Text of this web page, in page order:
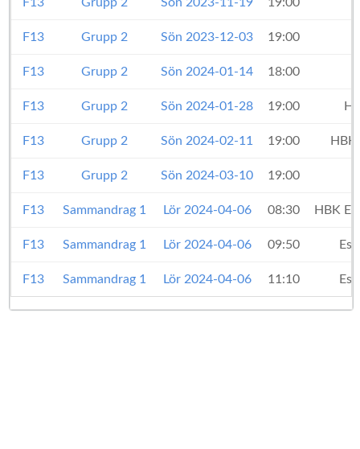
F13 Grupp 2 Sön 2023-12-03 19:00
F13 Grupp 2 Sön 2024-01-14 18:00
F13 Grupp 2 Sön 2024-01-28 19:00
F13 Grupp 2 Sön 2024-02-11 19:00
F13 Grupp 2 Sön 2024-03-10 19:00
F13 Sammandrag 1 Lör 2024-04-06 08:30 HBK
F13 Sammandrag 1 Lör 2024-04-06 09:50
F13 Sammandrag 1 Lör 2024-04-06 11:10